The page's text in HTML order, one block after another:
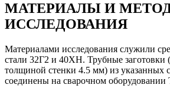
МАТЕРИАЛЫ И
ИССЛЕДОВАНИЯ
Материалами исследования служили
стали 32Г2 и 40ХН. Трубные заготовки
толщиной стенки 4.5 мм) из указанных
соединены на сварочном оборудовании